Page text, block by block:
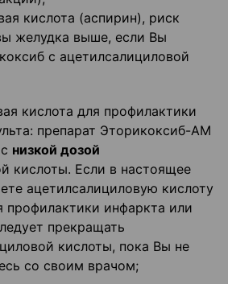
кислота (аспирин), риск
желудка выше, если Вы
с ацетилсалициловой
кислота для профилактики
препарат Эторикоксиб-АМ
низкой дозой
кислоты. Если в настоящее
ацетилсалициловую кислоту
профилактики инфаркта или
прекращать
кислоты, пока Вы не
со своим врачом;